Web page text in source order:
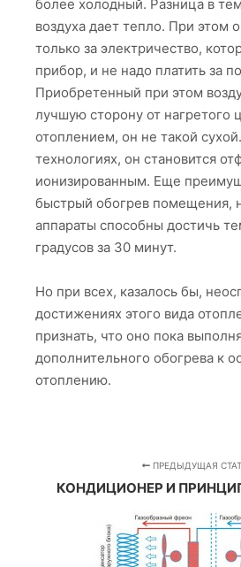
более холодный. Разница в
воздуха дает тепло. При этом
только за электричество,
прибор, и не надо платить за
Приобретенный при этом
лучшую сторону от нагретого
отоплением, он не такой
технологиях, он становится
ионизированным. Еще
быстрый обогрев помещения,
аппараты способны достичь
градусов за 30 минут.
Но при всех, казалось бы,
достижениях этого вида
признать, что оно пока
дополнительного обогрева к
отоплению.
ПРЕДЫДУЩАЯ
КОНДИЦИОНЕР И